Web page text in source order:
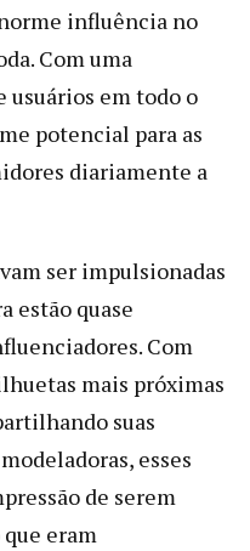
influência no
Com uma
usuários em todo o
potencial para as
diariamente a
ser impulsionadas
estão quase
Com
mais próximas
suas
esses
de serem
eram